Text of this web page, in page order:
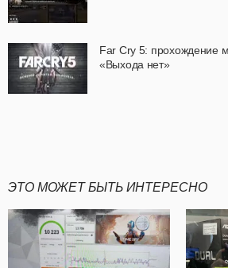
Far Cry 5: прохождение
«Выхода нет»
ЭТО МОЖЕТ БЫТЬ ИНТЕРЕСНО